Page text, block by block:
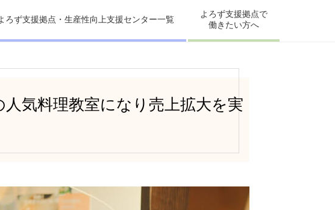
ろず支援拠点・生産性向上支援センター一覧
よろず支援拠点で
働きたい方へ
気料理教室になり売上拡大を実